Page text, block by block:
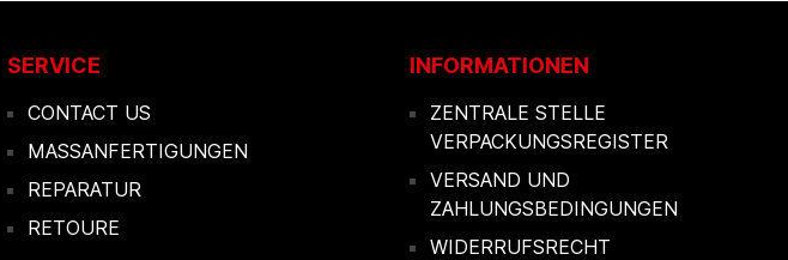
SERVICE
CONTACT US
MASSANFERTIGUNGEN
REPARATUR
RETOURE
INFORMATIONEN
ZENTRALE STELLE
VERPACKUNGSREGISTER
VERSAND UND
ZAHLUNGSBEDINGUNGEN
WIDERRUFSRECHT